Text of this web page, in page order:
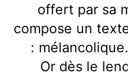
offert par sa
compose un
:
Or dès le